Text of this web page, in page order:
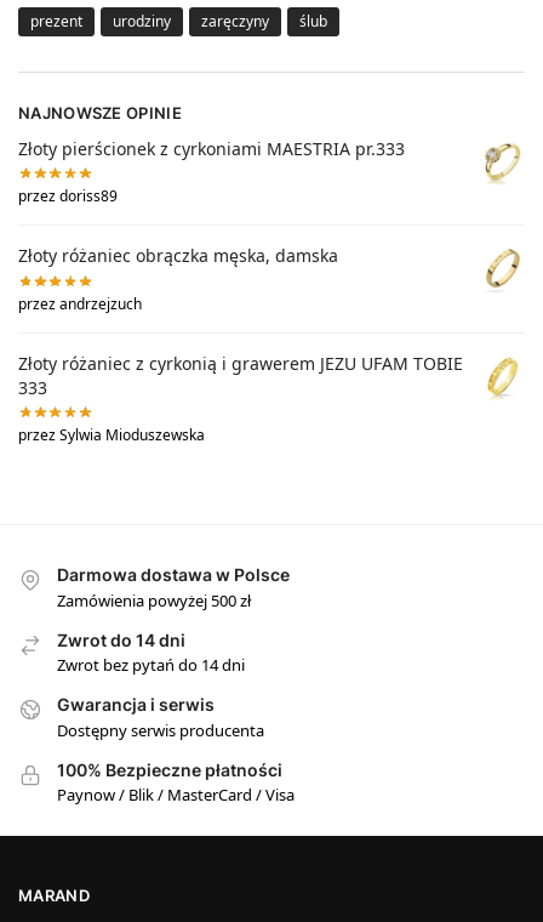
prezent urodziny zaręczyny ślub
NAJNOWSZE OPINIE
Złoty pierścionek z cyrkoniami MAESTRIA pr.333
przez doriss89
Złoty różaniec obrączka męska, damska
przez andrzejzuch
Złoty różaniec z cyrkonią i grawerem JEZU UFAM TOBIE
333
przez Sylwia Mioduszewska
Darmowa dostawa w Polsce
Zamówienia powyżej 500 zł
Zwrot do 14 dni
Zwrot bez pytań do 14 dni
Gwarancja i serwis
Dostępny serwis producenta
100% Bezpieczne płatności
Paynow / Blik / MasterCard / Visa
MARAND